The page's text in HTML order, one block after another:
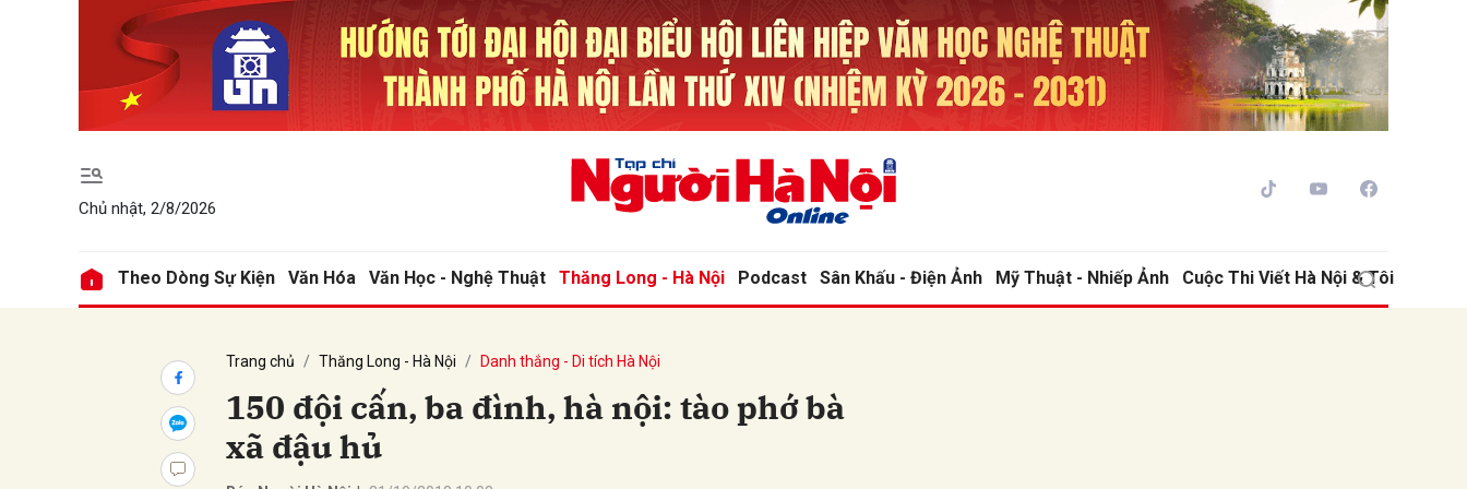
Chủ nhật, 2/8/2026
Theo Dòng Sự Kiện Văn Hóa Văn Học - Nghệ Thuật Thăng Long - Hà Nội Podcast Sân Khấu - Điện Ảnh Mỹ Thuật - Nhiếp Ảnh Cuộc Thi Viết Hà Nội & Tôi
Trang chủ Thăng Long - Hà Nội Danh thắng - Di tích Hà Nội
150 đội cấn, ba đình, hà nội: tào phớ bà
xã đậu hủ
Gửi bình luận